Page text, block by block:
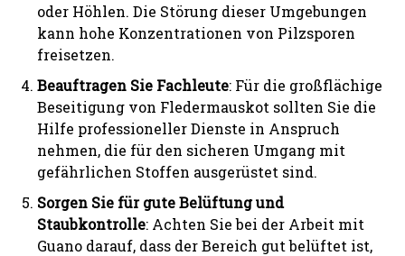
oder Höhlen. Die Störung dieser Umgebungen
kann hohe Konzentrationen von Pilzsporen
freisetzen.
Beauftragen Sie Fachleute: Für die großflächige
Beseitigung von Fledermauskot sollten Sie die
Hilfe professioneller Dienste in Anspruch
nehmen, die für den sicheren Umgang mit
gefährlichen Stoffen ausgerüstet sind.
Sorgen Sie für gute Belüftung und
Staubkontrolle: Achten Sie bei der Arbeit mit
Guano darauf, dass der Bereich gut belüftet ist,